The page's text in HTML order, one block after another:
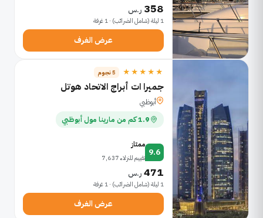
358 ر.س
1 ليلة (شامل الضرائب) · 1 غرفة
عرض الغرف
★★★★★ 5 نجوم
جميرا ات أبراج الاتحاد هوتل
أبوظبي
1.9 كم من مارينا مول أبوظبي
9.6
ممتاز
تقييم للنزلاء 7,637
471 ر.س
1 ليلة (شامل الضرائب) · 1 غرفة
عرض الغرف